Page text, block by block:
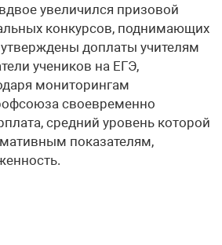
увеличился призовой
конкурсов, поднимающих
утверждены доплаты учителям
учеников на ЕГЭ,
мониторингам
своевременно
средний уровень которой
показателям,